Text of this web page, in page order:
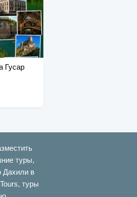
Гусар
туры,
Дахили в
туры